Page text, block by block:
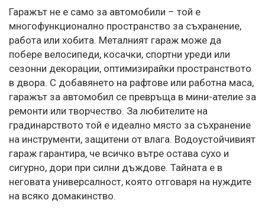
Гаражът не е само за автомобили – той е
многофункционално пространство за съхранение,
работа или хобита. Металният гараж може да
побере велосипеди, косачки, спортни уреди или
сезонни декорации, оптимизирайки пространството
в двора. С добавянето на рафтове или работна маса,
гаражът за автомобил се превръща в мини-ателие за
ремонти или творчество. За любителите на
градинарството той е идеално място за съхранение
на инструменти, защитени от влага. Водоустойчивият
гараж гарантира, че всичко вътре остава сухо и
сигурно, дори при силни дъждове. Тайната е в
неговата универсалност, която отговаря на нуждите
на всяко домакинство.